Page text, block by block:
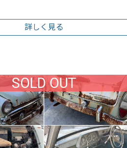
詳しく見る
SOLD OUT